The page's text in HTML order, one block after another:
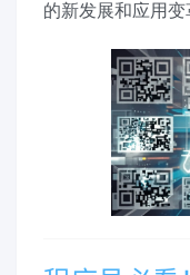
的新发展和应用变